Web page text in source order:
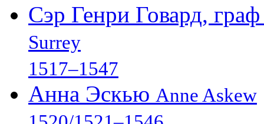
Сэр Генри Говард,
Surrey
1517–1547
Анна Эскью Anne Askew